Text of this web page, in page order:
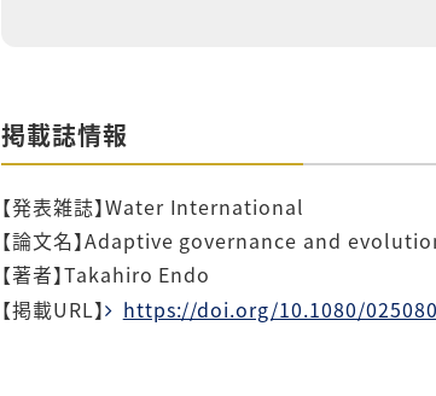
掲載誌情報
【発表雑誌】Water International
【論文名】Adaptive governance and
【著者】Takahiro Endo
【掲載URL】
https://doi.org/10.1080/